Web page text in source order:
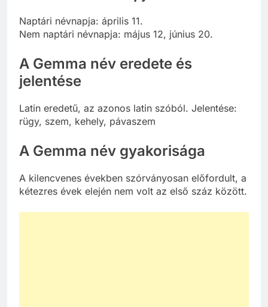
Naptári névnapja: április 11.
Nem naptári névnapja: május 12, június 20.
A Gemma név eredete és
jelentése
Latin eredetű, az azonos latin szóból. Jelentése:
rügy, szem, kehely, pávaszem
A Gemma név gyakorisága
A kilencvenes években szórványosan előfordult, a
kétezres évek elején nem volt az első száz között.